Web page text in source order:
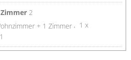
Zimmer 2
, 1 x